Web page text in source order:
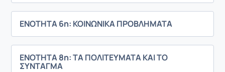
ΕΝΟΤΗΤΑ 6η: ΚΟΙΝΩΝΙΚΑ ΠΡΟΒΛΗΜΑΤΑ
ΕΝΟΤΗΤΑ 8η: ΤΑ ΠΟΛΙΤΕΥΜΑΤΑ ΚΑΙ ΤΟ
ΣΥΝΤΑΓΜΑ